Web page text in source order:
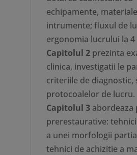
echipamente,
intrumente; fluxul de
ergonomia lucrului la 4
Capitolul 2prezinta
clinica, investigatii le
criteriile de diagnostic,
protocoalelor de lucru.
Capitolul 3abordeaza
prerestaurative:
a unei morfologii
tehnici de achizitie a